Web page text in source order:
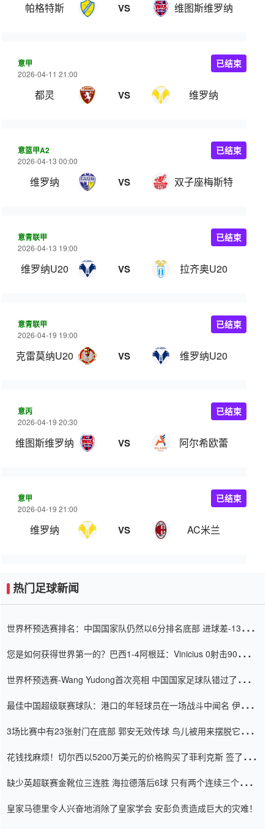
帕格特斯 VS 维图斯维罗纳
意甲
2026-04-11 21:00
都灵 VS 维罗纳
已结束
意篮甲A2
2026-04-13 00:00
维罗纳 VS 双子座梅斯特
已结束
意青联甲
2026-04-13 19:00
维罗纳U20 VS 拉齐奥U20
已结束
意青联甲
2026-04-19 19:00
克雷莫纳U20 VS 维罗纳U20
已结束
意丙
2026-04-19 20:30
维图斯维罗纳 VS 阿尔希欧蕾
已结束
意甲
2026-04-19 21:00
维罗纳 VS AC米兰
已结束
热门足球新闻
世界杯预选赛排名：中国国家队仍然以6分排名底部 进球差-13令人
您是如何获得世界第一的？巴西1-4阿根廷：Vinicius 0射击90分钟
世界杯预选赛-Wang Yudong首次亮相 中国国家足球队错过了世界
最佳中国超级联赛球队：港口的年轻球员在一场战斗中闻名 伊万放
3场比赛中有23张射门在底部 郭安无效传球 鸟儿被用来摆脱它
花钱找麻烦！切尔西以5200万美元的价格购买了菲利克斯 签了7年
缺少英超联赛金靴位三连胜 海拉德落后6球 只有两个连续三个连续
皇家马德里令人兴奋地消除了皇家学会 安彭负责造成巨大的灾难！